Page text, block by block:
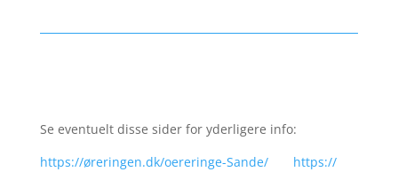
Se eventuelt disse sider for yderligere info:
https://øreringen.dk/oereringe-Sande/
https://